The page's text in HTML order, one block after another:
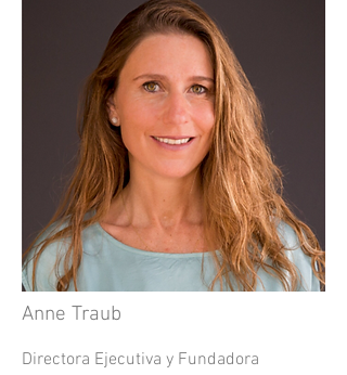
Anne Traub
Directora Ejecutiva y Fundadora